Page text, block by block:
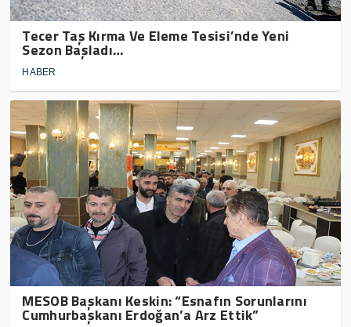
Tecer Taş Kırma Ve Eleme Tesisi’nde Yeni
Sezon Başladı…
HABER
MESOB Başkanı Keskin: “Esnafın Sorunlarını
Cumhurbaşkanı Erdoğan’a Arz Ettik”